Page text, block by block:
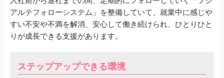
アルテフォローシステム」を整備していて、就業中に感じや
すい不安や不満を解消、安心して働き続けられ、ひとりひと
りが成長できる支援があります。
ステップアップできる環境